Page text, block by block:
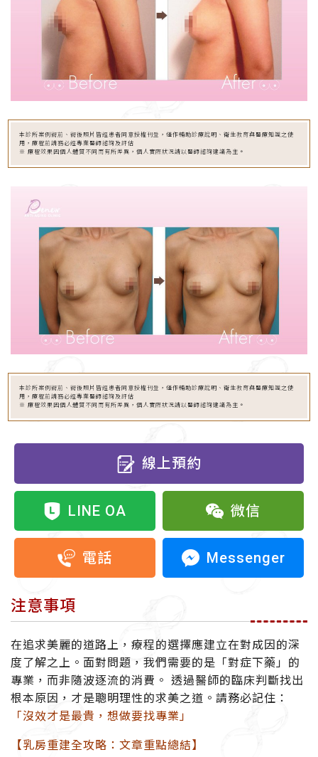
本診所案例術前、術後照片皆經患者同意授權刊登，僅作輔助診療說明、衛生教育與醫療知識之使
用，療程前請務必經專業醫師諮詢及評估
※ 療程效果因個人體質不同而有所差異，個人實際狀況請以醫師諮詢建議為主。
本診所案例術前、術後照片皆經患者同意授權刊登，僅作輔助診療說明、衛生教育與醫療知識之使
用，療程前請務必經專業醫師諮詢及評估
※ 療程效果因個人體質不同而有所差異，個人實際狀況請以醫師諮詢建議為主。
線上預約
LINE OA 微信
電話 Messenger
注意事項
在追求美麗的道路上，療程的選擇應建立在對成因的深
度了解之上。面對問題，我們需要的是「對症下藥」的
專業，而非隨波逐流的消費。 透過醫師的臨床判斷找出
根本原因，才是聰明理性的求美之道。請務必記住：
「沒效才是最貴，想做要找專業」
【乳房重建全攻略：文章重點總結】